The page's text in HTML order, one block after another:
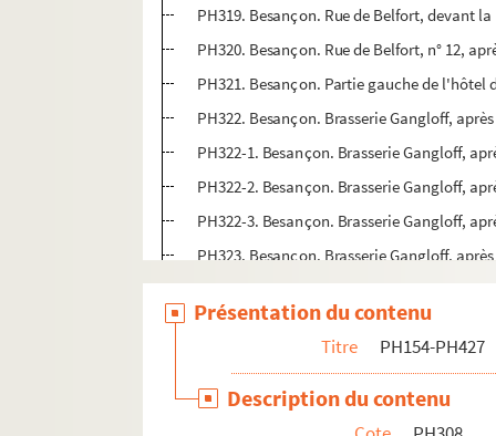
PH319. Besançon. Rue de Belfort, devant
PH320. Besançon. Rue de Belfort, n° 12,
PH321. Besançon. Partie gauche de
PH322. Besançon. Brasserie Gangloff,
PH322-1. Besançon. Brasserie Gangloff,
PH322-2. Besançon. Brasserie Gangloff,
PH322-3. Besançon. Brasserie Gangloff,
PH323. Besançon. Brasserie Gangloff,
PH324. Besançon. Rue des Chaprais,
PH324-1. Besançon. Rue des Chaprais,
PH324-2. Besançon. Rue de l'Industrie,
PH325. Besançon. Salon de coiffure
PH326. Besançon. Rue Klein, après les
Présentation du contenu
Titre PH154-PH427
Description du contenu